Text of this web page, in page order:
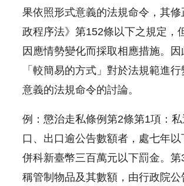
果依照形式意義的法規命令，其
政程序法》第152條以下之規定，
因應情勢變化而採取相應措施。
「較簡易的方式」對於法規範進
意義的法規命令的討論。
例：懲治走私條例第2條第1項：
口、出口逾公告數額者，處七年
併科新臺幣三百萬元以下罰金。
稱管制物品及其數額，由行政院